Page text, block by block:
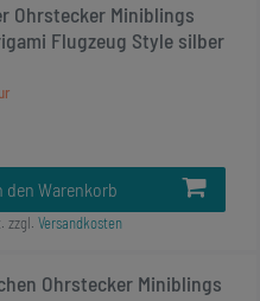
Ohrstecker Miniblings
Flugzeug Style silber
den Warenkorb
zzgl. Versandkosten
Ohrstecker Miniblings